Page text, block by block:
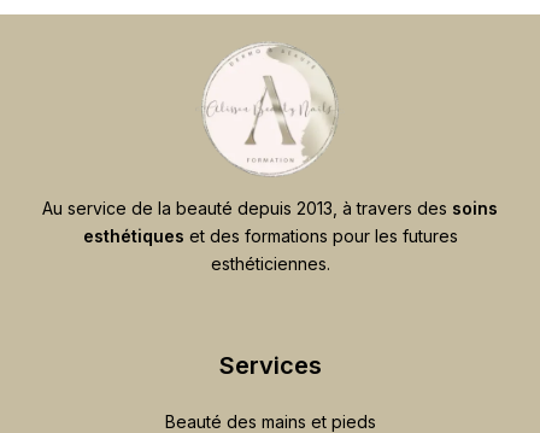
Au service de la beauté depuis 2013, à travers des soins
esthétiques et des formations pour les futures
esthéticiennes.
Services
Beauté des mains et pieds